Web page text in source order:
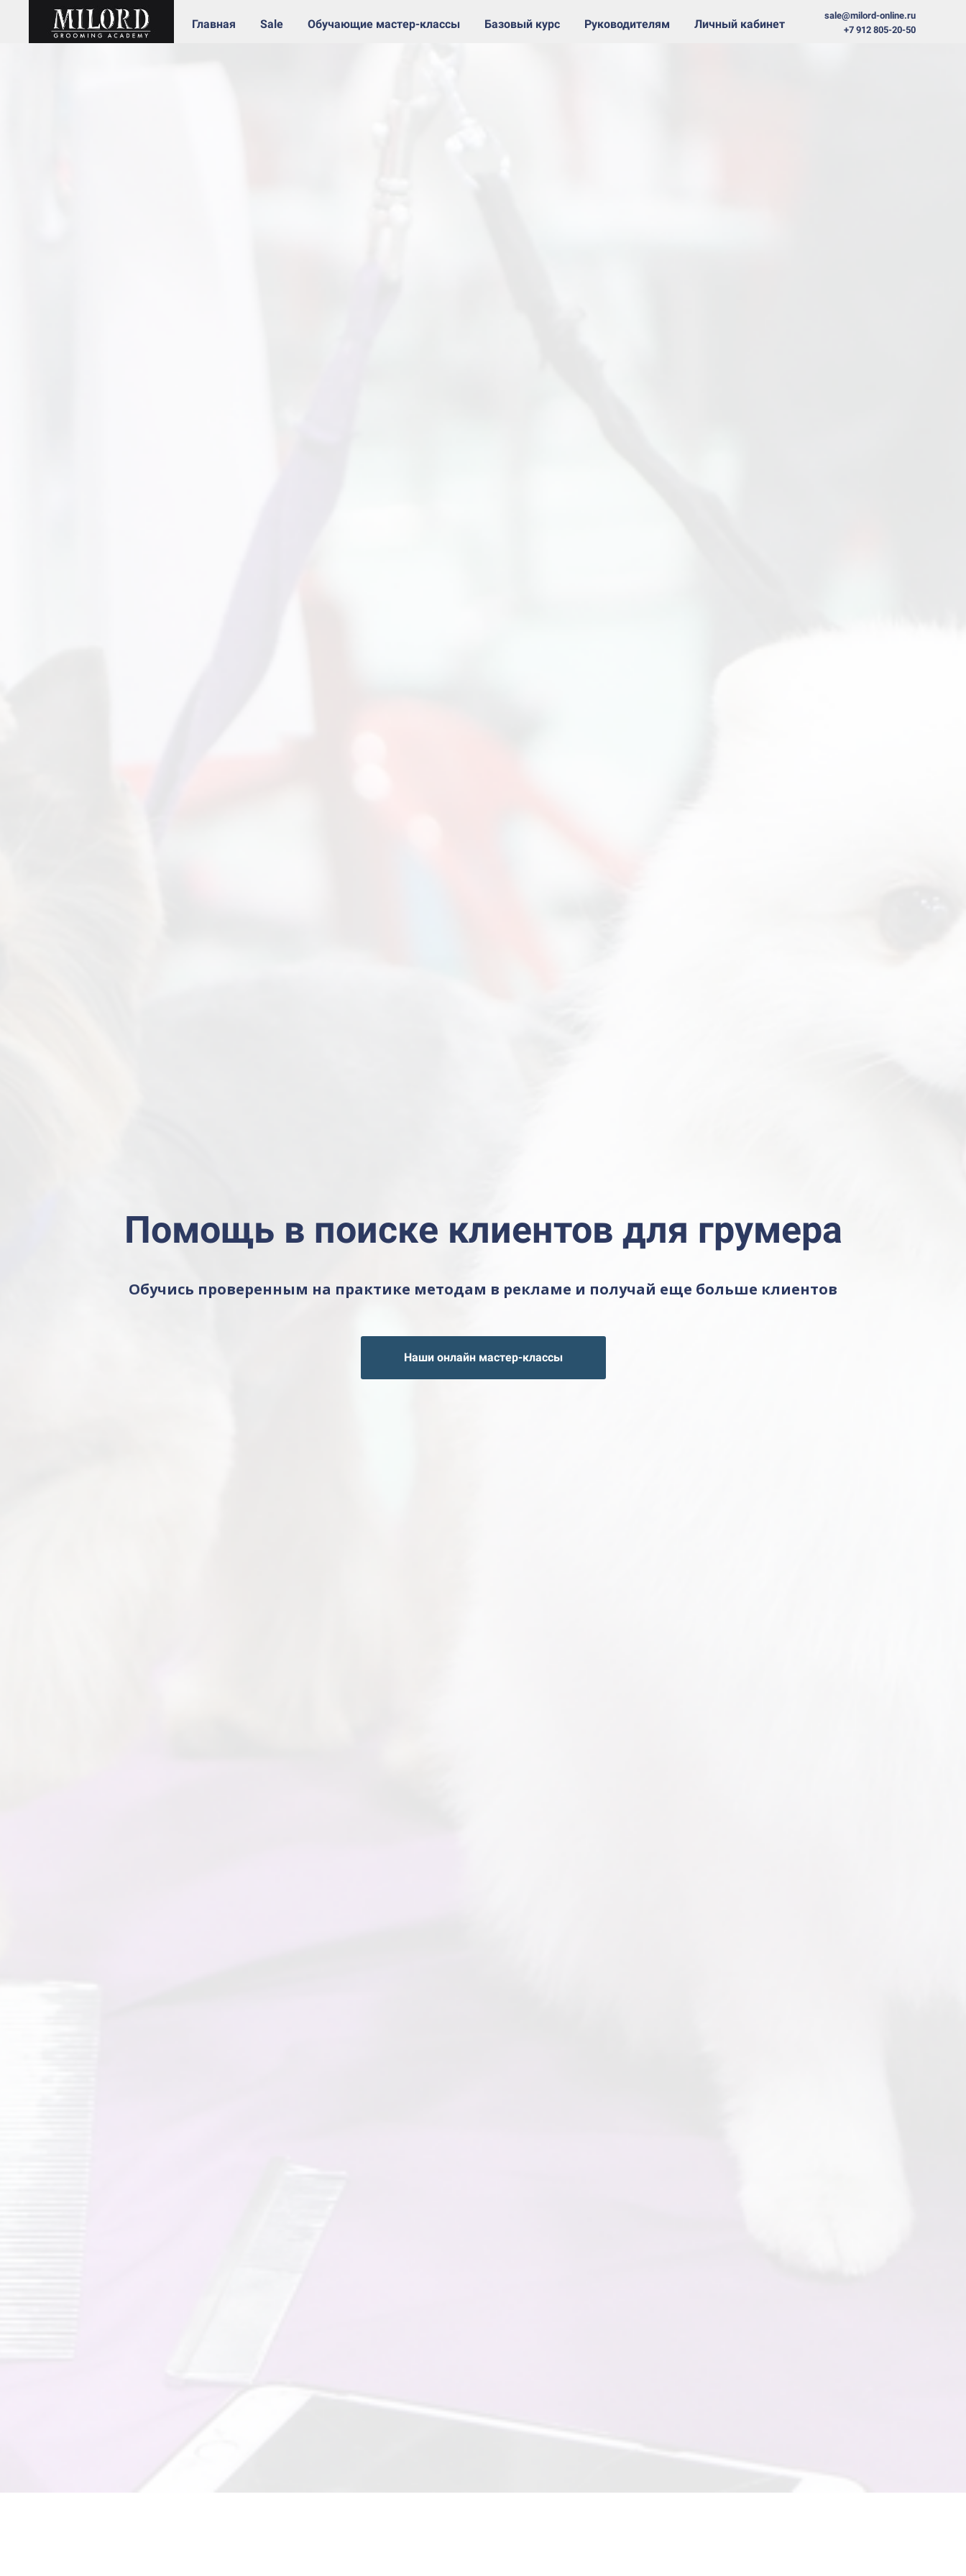
Главная Sale Обучающие мастер-классы Базовый курс Руководителям Личный кабинет
sale@milord-online.ru
+7 912 805-20-50
Помощь в поиске клиентов для грумера
Обучись проверенным на практике методам в рекламе и получай еще больше клиентов
Наши онлайн мастер-классы